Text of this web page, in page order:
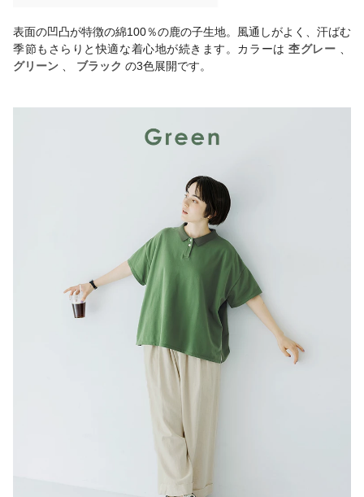
表面の凹凸が特徴の綿100％の鹿の子生地。風通しがよく、汗ばむ
季節もさらりと快適な着心地が続きます。カラーは杢グレー
グリーン
ブラック の3色展開です。